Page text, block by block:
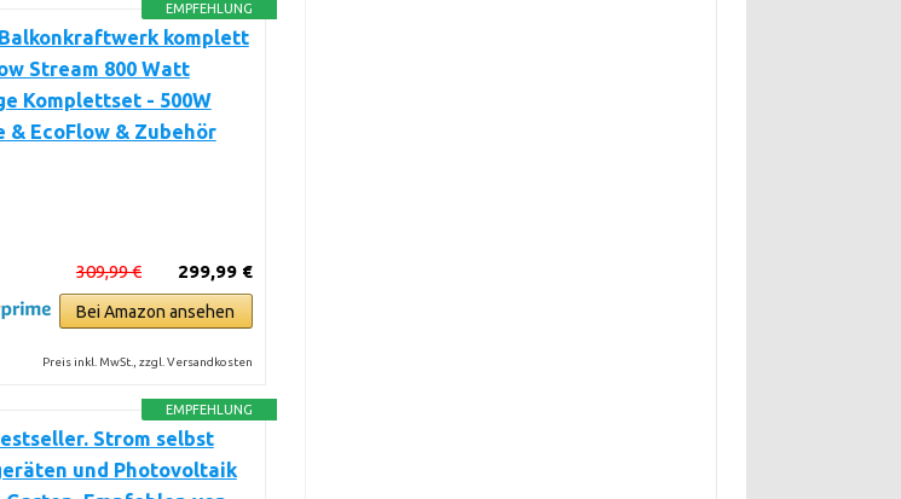
EMPFEHLUNG
komplett
Stream 800 Watt
Komplettset - 500W
EcoFlow & Zubehör
299,99 €
309,99 €
Bei Amazon ansehen
Preis inkl. MwSt., zzgl. Versandkosten
EMPFEHLUNG
Strom selbst
und Photovoltaik